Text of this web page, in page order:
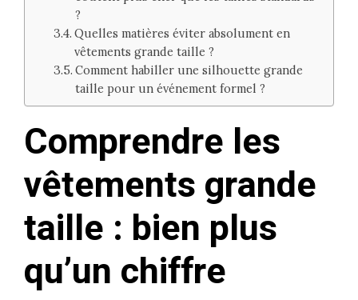
?
Quelles matières éviter absolument en
vêtements grande taille ?
Comment habiller une silhouette grande
taille pour un événement formel ?
Comprendre les
vêtements grande
taille : bien plus
qu’un chiffre